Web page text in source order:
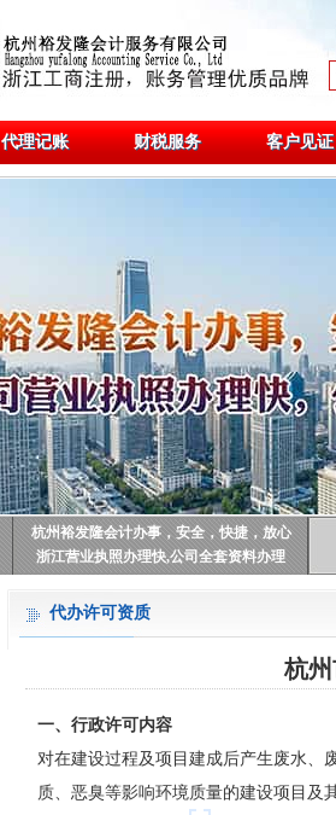
代理记账 财税服务 客户见证
杭州裕发隆会计办事，安全，快捷，放心
浙江营业执照办理快,公司全套资料办理
代办许可资质
杭
一、行政许可内容
对在建设过程及项目建成后产生废水、
质、恶臭等影响环境质量的建设项目及